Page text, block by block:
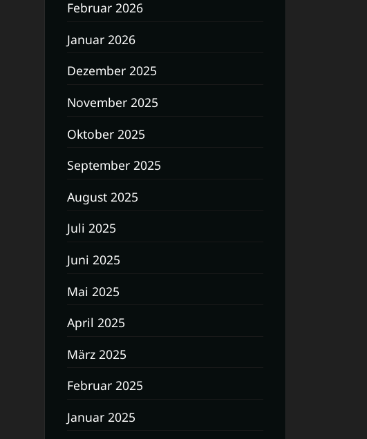
Februar 2026
Januar 2026
Dezember 2025
November 2025
Oktober 2025
September 2025
August 2025
Juli 2025
Juni 2025
Mai 2025
April 2025
März 2025
Februar 2025
Januar 2025